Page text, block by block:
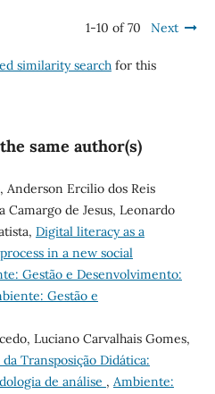
1-10 of 70 Next
similarity searchfor this
same author(s)
Anderson Ercilio dos Reis
Camargo de Jesus, Leonardo
Digital literacy as a
in a new social
Gestão e Desenvolvimento:
Gestão e
Luciano Carvalhais Gomes,
Transposição Didática:
de análise , Ambiente: